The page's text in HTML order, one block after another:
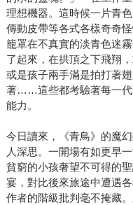
理想機器。這時候一片青
傳動皮帶等各式各樣奇奇
籠罩在不真實的淡青色迷
了起來，在拱頂之下飛翔
或是孩子兩手滿是拍打著
著……這些都考驗著每一代
能力。
今日讀來，《青鳥》的魔
人深思。一開場有如更早
貧窮的小孩奢望不可得的
宴，對比後來旅途中遭遇
作者的階級批判毫不掩藏